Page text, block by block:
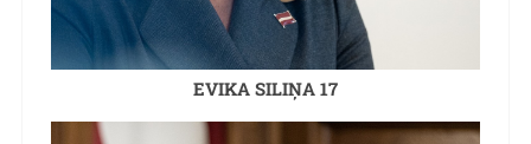
EVIKA SILIŅA 17